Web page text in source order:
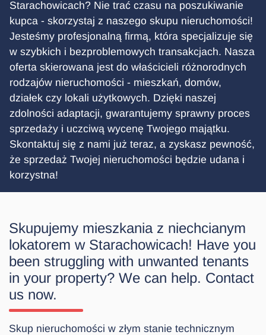
Starachowicach? Nie trać czasu na poszukiwanie
kupca - skorzystaj z naszego skupu nieruchomości!
Jesteśmy profesjonalną firmą, która specjalizuje się
w szybkich i bezproblemowych transakcjach. Nasza
oferta skierowana jest do właścicieli różnorodnych
rodzajów nieruchomości - mieszkań, domów,
działek czy lokali użytkowych. Dzięki naszej
zdolności adaptacji, gwarantujemy sprawny proces
sprzedaży i uczciwą wycenę Twojego majątku.
Skontaktuj się z nami już teraz, a zyskasz pewność,
że sprzedaż Twojej nieruchomości będzie udana i
korzystna!
Skupujemy mieszkania z niechcianym
lokatorem w Starachowicach! Have you
been struggling with unwanted tenants
in your property? We can help. Contact
us now.
Skup nieruchomości w złym stanie technicznym